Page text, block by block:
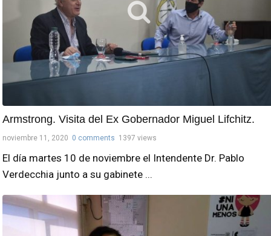
Armstrong. Visita del Ex Gobernador Miguel Lifchitz.
noviembre 11, 2020 0 comments 1397 views
El día martes 10 de noviembre el Intendente Dr. Pablo
Verdecchia junto a su gabinete ...